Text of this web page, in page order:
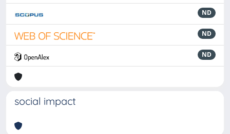
ND
ND
ND
social impact